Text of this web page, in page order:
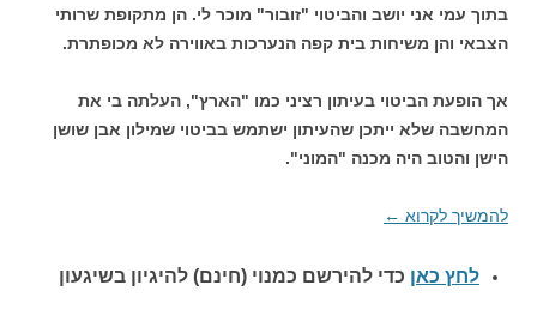
בתוך עמי אני יושב והביטוי "זובור" מוכר לי. הן מתקופת שרותי
הצבאי והן משיחות בית קפה הנערכות באווירה לא מכופתרת.
אך הופעת הביטוי בעיתון רציני כמו "הארץ", העלתה בי את
המחשבה שלא ייתכן שהעיתון ישתמש בביטוי שמילון אבן שושן
הישן והטוב היה מכנה "המוני".
להמשיך לקרוא ←
לחץ כאן כדי להירשם כמנוי (חינם) להיגיון בשיגעון